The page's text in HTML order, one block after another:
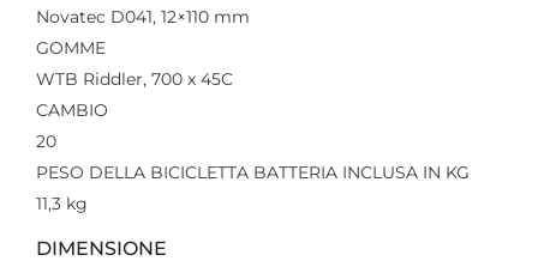
Novatec D041, 12×110 mm
GOMME
WTB Riddler, 700 x 45C
CAMBIO
20
PESO DELLA BICICLETTA BATTERIA INCLUSA IN KG
11,3 kg
DIMENSIONE